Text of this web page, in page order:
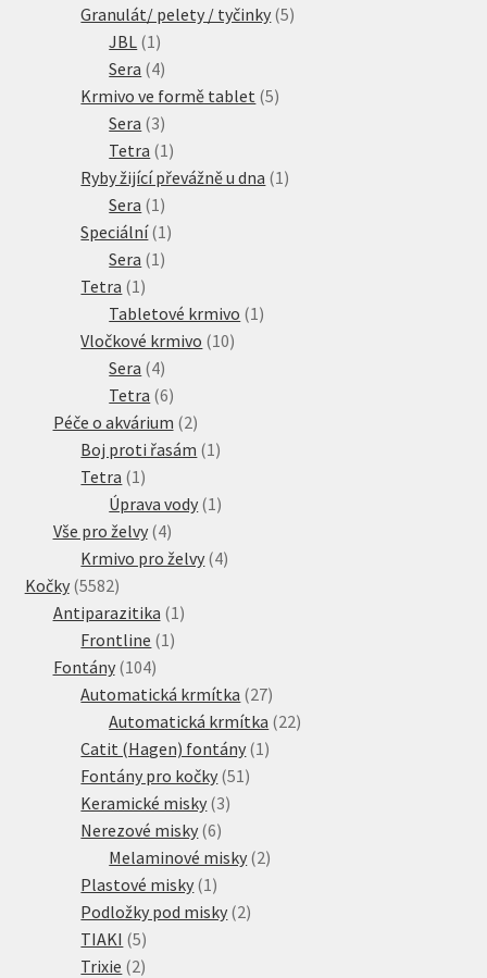
produktů
Granulát/ pelety / tyčinky 55
JBL 1 1
produkt
Sera 44
produkty
Krmivo ve formě tablet 55
Sera 33
produkty
Tetra 1 1
produkt
Ryby žijící převážně u dna 1 1
Sera 1 1
produkt
Speciální 1 1
Sera 1 1
Tetra 1 1
produkt
Tabletové krmivo 1 1
Vločkové krmivo 1010
Sera 44
produkty
Tetra 66
produktů
Péče o akvárium 22
produkty
Boj proti řasám 1 1
Tetra 1 1
produkt
Úprava vody 1 1
Vše pro želvy 44
produkty
Krmivo pro želvy 44
Kočky 55825582
produktů
Antiparazitika 1 1
Frontline 1 1
Fontány 104104
produktů
Automatická krmítka 2727
produktů
Automatická krmítka 2222
Catit (Hagen) fontány 1 1
Fontány pro kočky 51 51
Keramické misky 33
Nerezové misky 66
produktů
Melaminové misky 22
Plastové misky 1 1
produkt
Podložky pod misky 22
TIAKI 55
produktů
Trixie 22